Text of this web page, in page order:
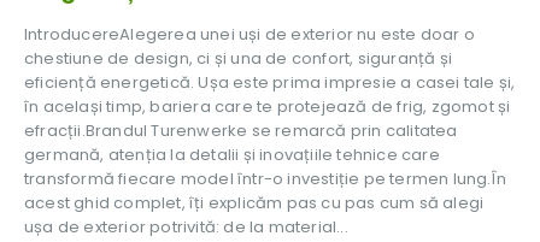
IntroducereAlegerea unei uși de exterior nu este doar o
chestiune de design, ci și una de confort, siguranță și
eficiență energetică. Ușa este prima impresie a casei tale și,
în același timp, bariera care te protejează de frig, zgomot și
efracții.Brandul Turenwerke se remarcă prin calitatea
germană, atenția la detalii și inovațiile tehnice care
transformă fiecare model într-o investiție pe termen lung.În
acest ghid complet, îți explicăm pas cu pas cum să alegi
ușa de exterior potrivită: de la material...